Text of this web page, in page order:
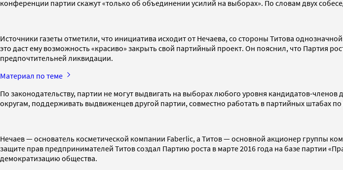
конференции партии скажут «только об объединении усилий на выборах». По словам двух
Источники газеты отметили, что инициатива исходит от Нечаева, со стороны Титова
это даст ему возможность «красиво» закрыть свой партийный проект. Он пояснил, что Партия
предпочтительней ликвидации.
Материал по теме
По законодательству, партии не могут выдвигать на выборах любого уровня кандидатов-
округам, поддерживать выдвиженцев другой партии, совместно работать в партийных штабах
Нечаев — основатель косметической компании Faberlic, а Титов — основной акционер группы
защите прав предпринимателей Титов создал Партию роста в марте 2016 года на базе партии
демократизацию общества.